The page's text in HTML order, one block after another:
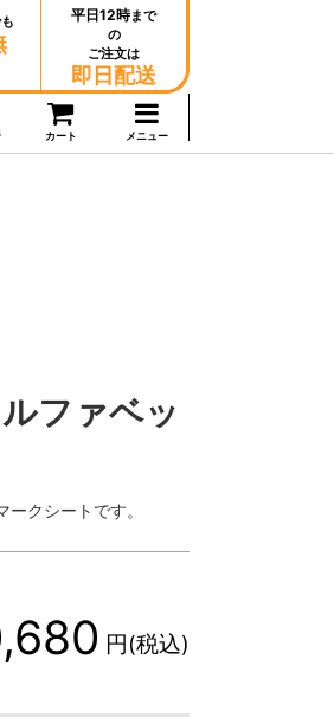
平日12時まで
の
ご注文は
即日配送
カート メニュー
ファベッ
クシートです。
円(税込)